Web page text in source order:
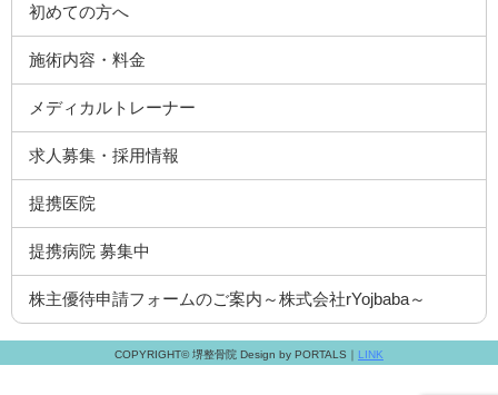
初めての方へ
施術内容・料金
メディカルトレーナー
求人募集・採用情報
提携医院
提携病院 募集中
株主優待申請フォームのご案内～株式会社rYojbaba～
COPYRIGHT© 堺整骨院 Design by PORTALS｜ LINK